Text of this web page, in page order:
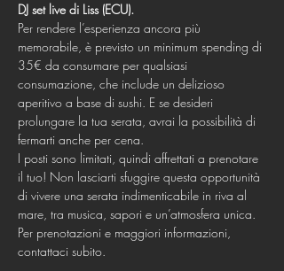
DJ set live di Liss (ECU).
Per rendere l’esperienza ancora più
memorabile, è previsto un minimum spending di
35€ da consumare per qualsiasi
consumazione, che include un delizioso
aperitivo a base di sushi. E se desideri
prolungare la tua serata, avrai la possibilità di
fermarti anche per cena.
I posti sono limitati, quindi affrettati a prenotare
il tuo! Non lasciarti sfuggire questa opportunità
di vivere una serata indimenticabile in riva al
mare, tra musica, sapori e un’atmosfera unica.
Per prenotazioni e maggiori informazioni,
contattaci subito.